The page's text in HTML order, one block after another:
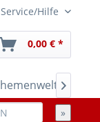
Service/Hilfe
0,00 € *

»